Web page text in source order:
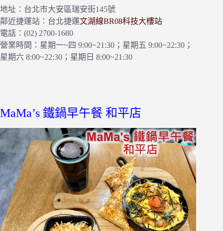
地址：台北市大安區瑞安街145號
鄰近捷運站：台北捷運文湖線BR08科技大樓站
電話：(02) 2700-1680
營業時間：星期一~四 9:00~21:30；星期五 9:00~22:30；
星期六 8:00~22:30；星期日 8:00~21:30
MaMa’s 鐵鍋早午餐 和平店